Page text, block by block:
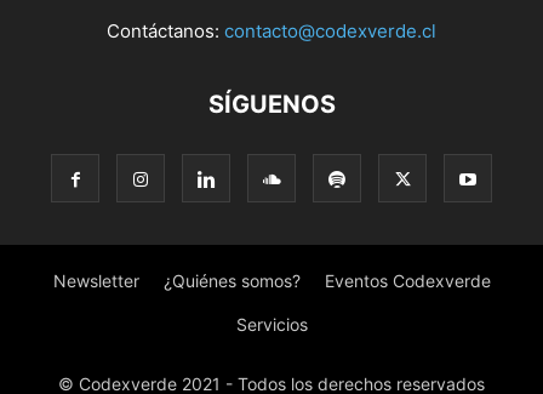
Contáctanos: contacto@codexverde.cl
SÍGUENOS
Newsletter ¿Quiénes somos? Eventos Codexverde
Servicios
© Codexverde 2021 - Todos los derechos reservados